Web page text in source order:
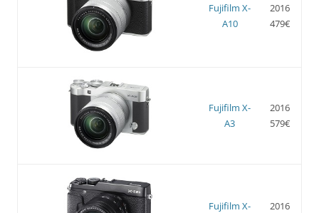
Fujifilm X-
A10
2016
479€
Fujifilm X-
A3
2016
579€
Fujifilm X-
2016